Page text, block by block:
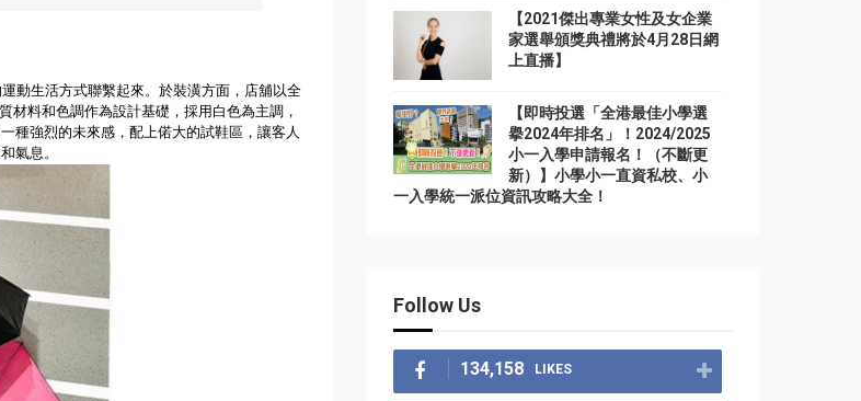
動生活方式聯繫起來。於裝潢方面， 店舖以全
材料和色調作為設計基礎， 採用白色為主調，
種強烈的未來感， 配上偌大的試鞋區，讓客人
氣息。
【2021傑出專業女性及女企業
家選舉頒獎典禮將於4月28日網
上直播】
【即時投選「全港最佳小學選
擧2024年排名」！2024/2025
小一入學申請報名！（不斷更
新）】小學小一直資私校、小
一入學統一派位資訊攻略大全！
Follow Us
134,158 LIKES